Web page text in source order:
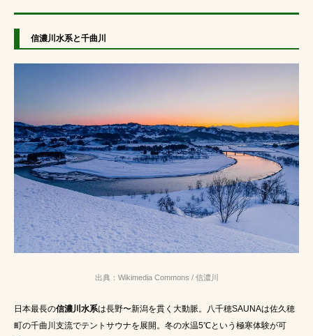
信濃川水系と千曲川
出典：Wikimedia Commons / 信濃川
日本最長の信濃川水系は長野〜新潟を貫く大動脈。八千穂SAUNAは佐久穂
町の千曲川支流でテントサウナを展開。冬の水温5℃という極寒体験が可